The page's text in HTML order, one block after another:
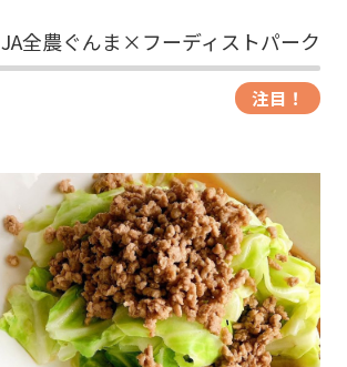
JA全農ぐんま×フーディストパーク
注目！